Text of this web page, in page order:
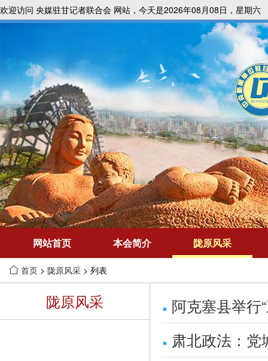
欢迎访问 央媒驻甘记者联合会 网站，今天是2026年08月08日，星期六
网站首页 本会简介 陇原风采
 首页 > 陇原风采 > 列表
陇原风采
阿克塞县举行
肃北政法：